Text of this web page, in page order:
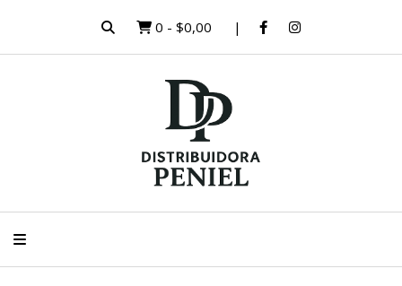
0 - $0,00